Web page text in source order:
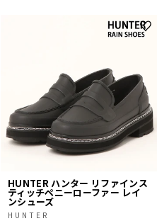
HUNTER ハンター リファインス
ティッチペニーローファー レイ
ンシューズ
HUNTER